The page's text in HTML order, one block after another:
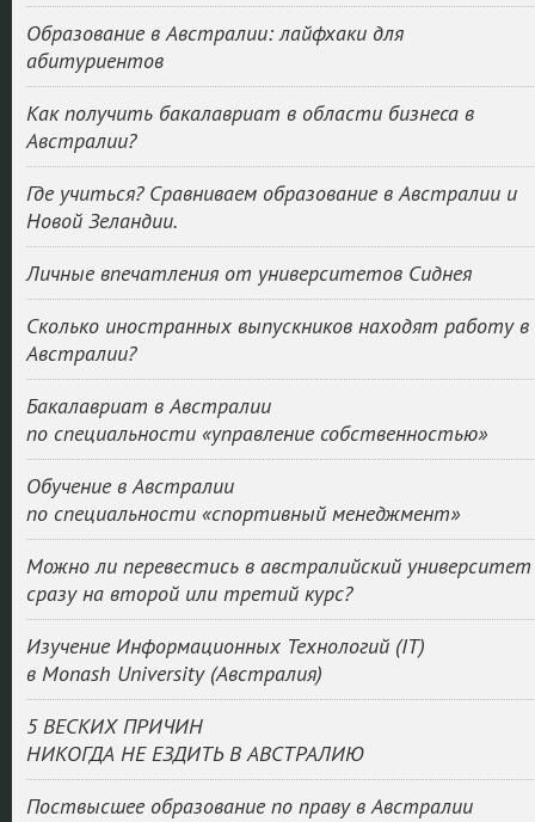
Образование в Австралии: лайфхаки для
абитуриентов
Как получить бакалавриат в области бизнеса в
Австралии?
Где учиться? Сравниваем образование в Австралии и
Новой Зеландии.
Личные впечатления от университетов Сиднея
Сколько иностранных выпускников находят работу в
Австралии?
Бакалавриат в Австралии
по специальности «управление собственностью»
Обучение в Австралии
по специальности «спортивный менеджмент»
Можно ли перевестись в австралийский университет
сразу на второй или третий курс?
Изучение Информационных Технологий (IT)
в Monash University (Австралия)
5 ВЕСКИХ ПРИЧИН
НИКОГДА НЕ ЕЗДИТЬ В АВСТРАЛИЮ
Поствысшее образование по праву в Австралии